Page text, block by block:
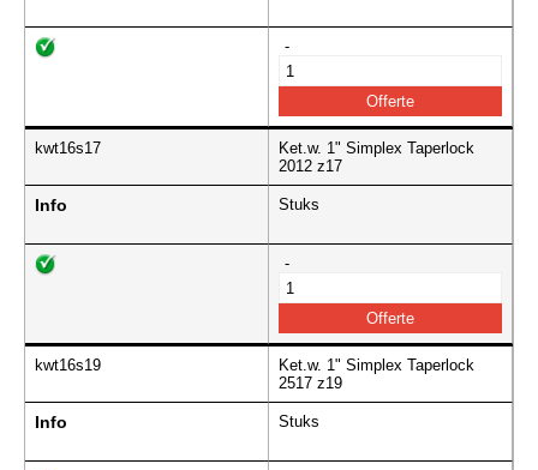
-
kwt16s17
Ket.w. 1" Simplex Taperlock
2012 z17
Info Stuks
-
kwt16s19
Ket.w. 1" Simplex Taperlock
2517 z19
Info Stuks